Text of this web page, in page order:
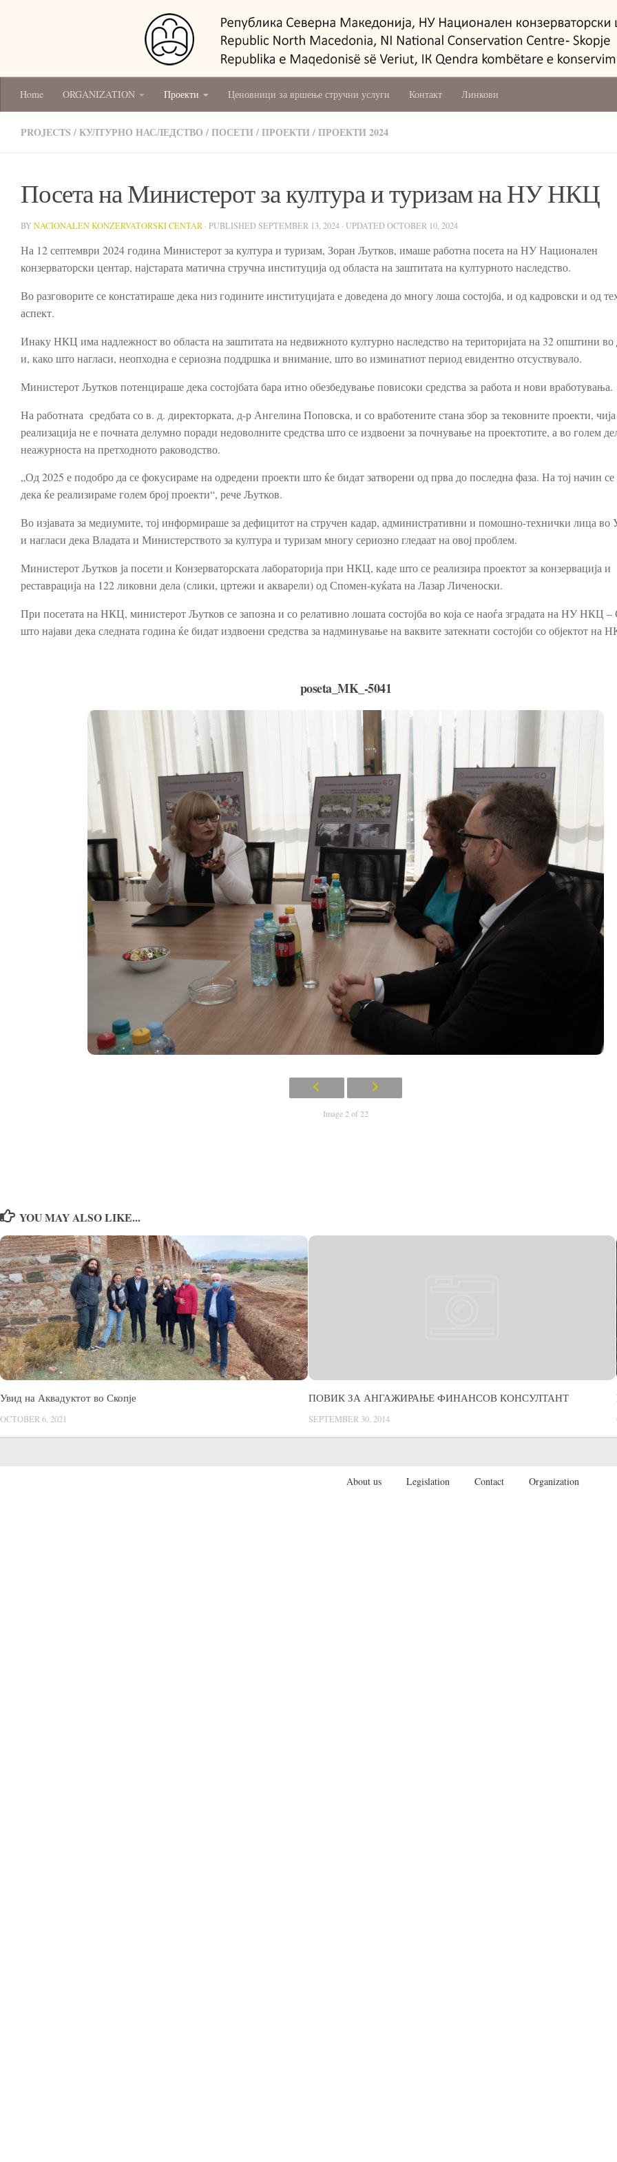
Home ORGANIZATION Проекти Ценовници за вршење стручни услуги Контакт Линкови
PROJECTS /КУЛТУРНО НАСЛЕДСТВО /ПОСЕТИ/ПРОЕКТИ/ПРОЕКТИ 2024
Посета на Министерот за култура и туризам на НУ НКЦ
BY NACIONALEN KONZERVATORSKI CENTAR · PUBLISHEDSEPTEMBER 13, 2024 · UPDATEDOCTOBER 10, 2024
На 12 септември 2024 година Министерот за култура и туризам, Зоран Љутков, имаше работна посета на НУ Национален
конзерваторски центар, најстарата матична стручна институција од областа на заштитата на културното наследство.
Во разговорите се констатираше дека низ годините институцијата е доведена до многу лоша состојба, и од кадровски и од
аспект.
Инаку НКЦ има надлежност во областа на заштитата на недвижното културно наследство на територијата на 32 општини во
и, како што нагласи, неопходна е сериозна поддршка и внимание, што во изминатиот период евидентно отсуствувало.
Министерот Љутков потенцираше дека состојбата бара итно обезбедување повисоки средства за работа и нови вработувања.
На работната средбата со в. д. директорката, д-р Ангелина Поповска, и со вработените стана збор за тековните проекти, чија
реализација не е почната делумно поради недоволните средства што се издвоени за почнување на проектотите, а во голем
неажурноста на претходното раководство.
„Од 2025 е подобро да се фокусираме на одредени проекти што ќе бидат затворени од прва до последна фаза. На тој начин
дека ќе реализираме голем број проекти“, рече Љутков.
Во изјавата за медиумите, тој информираше за дефицитот на стручен кадар, административни и помошно-технички лица во
и нагласи дека Владата и Министерството за култура и туризам многу сериозно гледаат на овој проблем.
Министерот Љутков ја посети и Конзерваторската лабораторија при НКЦ, каде што се реализира проектот за конзервација и
реставрација на 122 ликовни дела (слики, цртежи и акварели) од Спомен-куќата на Лазар Личеноски.
При посетата на НКЦ, министерот Љутков се запозна и со релативно лошата состојба во која се наоѓа зградата на НУ НКЦ –
што најави дека следната година ќе бидат издвоени средства за надминување на ваквите затекнати состојби со објектот на
poseta_MK_-5041
Image 2 of 22
YOU MAY ALSO LIKE...
Увид на Аквадуктот во Скопје
OCTOBER 6, 2021
ПОВИК ЗА АНГАЖИРАЊЕ ФИНАНСОВ КОНСУЛТАНТ
SEPTEMBER 30, 2014
About us Legislation Contact Organization